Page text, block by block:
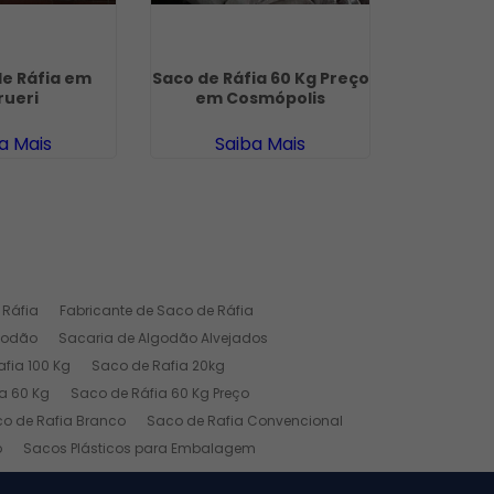
Ráfia em
Mais
Saco de Ráfia 60 Kg Preço
em Cosmópolis
Saiba Mais
Fabricante de Saco de Ráfia
Sacaria de Algodão Alvejados
100 Kg
Saco de Rafia 20kg
60 Kg
Saco de Ráfia 60 Kg Preço
de Rafia Branco
Saco de Rafia Convencional
Sacos Plásticos para Embalagem
Pano Industrial Pano de Limpeza